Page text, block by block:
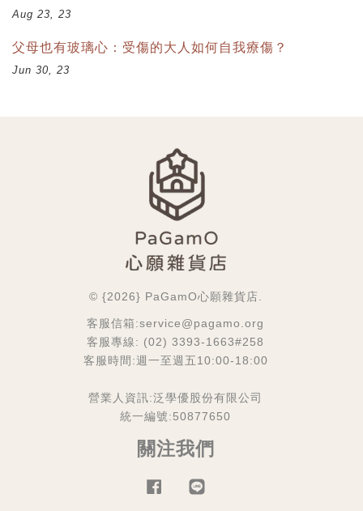
Aug 23, 23
父母也有玻璃心：受傷的大人如何自我療傷？
Jun 30, 23
© {2026} PaGamO心願雜貨店.
客服信箱:service@pagamo.org
客服專線: (02) 3393-1663#258
客服時間:週一至週五10:00-18:00
營業人資訊:泛學優股份有限公司
統一編號:50877650
關注我們
Facebook